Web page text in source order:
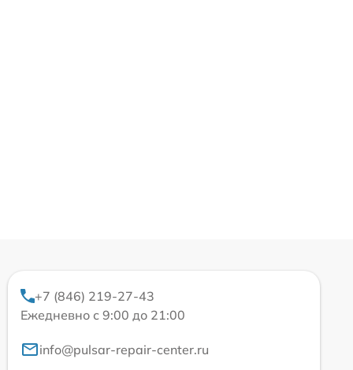
+7 (846) 219-27-43
Ежедневно с 9:00 до 21:00
info@pulsar-repair-center.ru